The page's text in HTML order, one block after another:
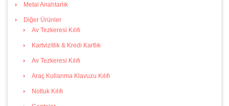
Metal Anahtarlık
Diğer Ürünler
Av Tezkeresi Kılıfı
Kartvizitlik & Kredi Kartlık
Av Tezkeresi Kılıfı
Araç Kullanma Klavuzu Kılıfı
Notluk Kılıfı